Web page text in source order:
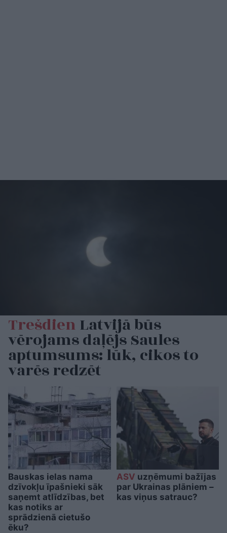
TrešdienLatvijā būs
vērojams daļējs Saules
aptumsums: lūk, cikos to
varēs redzēt
Bauskas ielas nama
dzīvokļu īpašnieki sāk
saņemt atlīdzības, bet
kas notiks ar
sprādzienā cietušo
ēku?
ASV uzņēmumi bažījas
par Ukrainas plāniem –
kas viņus satrauc?